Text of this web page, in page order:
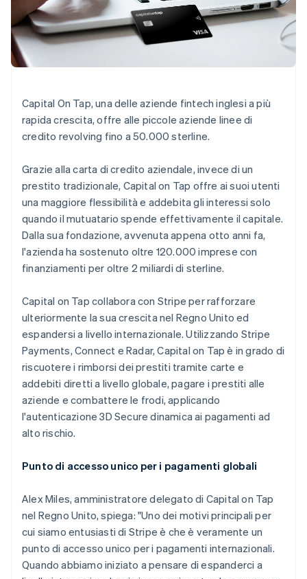
Scopri cosa ti aspetta
Radar
Prevenzione delle frodi
Climate
Rimozione del carbonio
Identity
Verifica online dell'identità
Stripe Sessions 2026
Scopri come Stripe sta costruendo l'infrastruttura
Guarda ora
Ecosistema
Capital On Tap, una delle aziende fintech inglesi a più
rapida crescita, offre alle piccole aziende linee di
credito revolving fino a 50.000 sterline.
Grazie alla carta di credito aziendale, invece di un
prestito tradizionale, Capital on Tap offre ai suoi utenti
una maggiore flessibilità e addebita gli interessi solo
quando il mutuatario spende effettivamente il capitale.
Dalla sua fondazione, avvenuta appena otto anni fa,
l'azienda ha sostenuto oltre 120.000 imprese con
finanziamenti per oltre 2 miliardi di sterline.
Capital on Tap collabora con Stripe per rafforzare
ulteriormente la sua crescita nel Regno Unito ed
espandersi a livello internazionale. Utilizzando Stripe
Payments, Connect e Radar, Capital on Tap è in grado di
riscuotere i rimborsi dei prestiti tramite carte e
addebiti diretti a livello globale, pagare i prestiti alle
aziende e combattere le frodi, applicando
l'autenticazione 3D Secure dinamica ai pagamenti ad
alto rischio.
Punto di accesso unico per i pagamenti globali
Alex Miles, amministratore delegato di Capital on Tap
nel Regno Unito, spiega: "Uno dei motivi principali per
cui siamo entusiasti di Stripe è che è veramente un
punto di accesso unico per i pagamenti internazionali.
Quando abbiamo iniziato a pensare di espanderci a